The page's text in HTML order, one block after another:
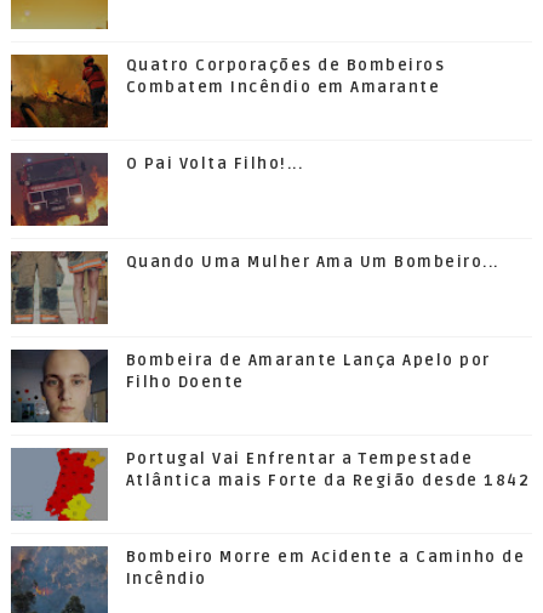
Quatro Corporações de Bombeiros
Combatem Incêndio em Amarante
O Pai Volta Filho!...
Quando Uma Mulher Ama Um Bombeiro...
Bombeira de Amarante Lança Apelo por
Filho Doente
Portugal Vai Enfrentar a Tempestade
Atlântica mais Forte da Região desde 1842
Bombeiro Morre em Acidente a Caminho de
Incêndio